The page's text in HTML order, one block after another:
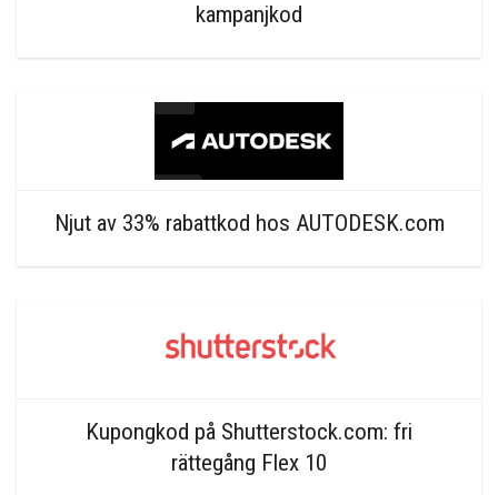
kampanjkod
Njut av 33% rabattkod hos AUTODESK.com
Kupongkod på Shutterstock.com: fri
rättegång Flex 10